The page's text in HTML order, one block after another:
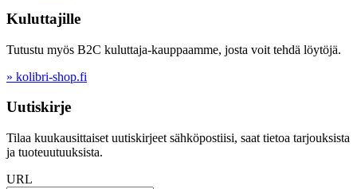
Kuluttajille
Tutustu myös B2C kuluttaja-kauppaamme, josta voit tehdä löytöjä.
» kolibri-shop.fi
Uutiskirje
Tilaa kuukausittaiset uutiskirjeet sähköpostiisi, saat tietoa tarjouksista
ja tuoteuutuuksista.
URL